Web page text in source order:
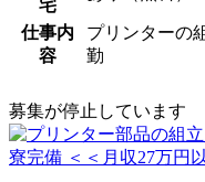
宅
仕事内
容
プリンターの
勤
募集が停止しています